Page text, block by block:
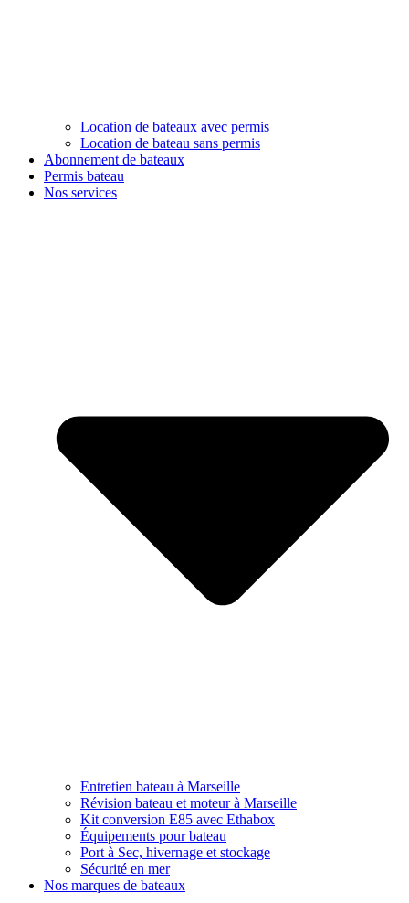
Location de bateaux avec permis
Location de bateau sans permis
Abonnement de bateaux
Permis bateau
Nos services
Entretien bateau à Marseille
Révision bateau et moteur à Marseille
Kit conversion E85 avec Ethabox
Équipements pour bateau
Port à Sec, hivernage et stockage
Sécurité en mer
Nos marques de bateaux